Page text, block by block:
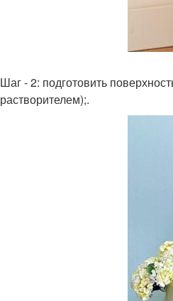
Шаг - 2: подготовить
растворителем);.